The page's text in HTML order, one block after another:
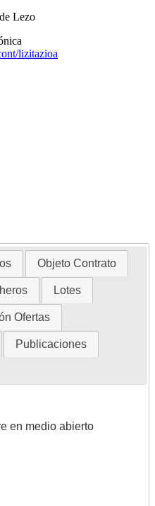
Lezo
lizitazioa
Objeto Contrato
Lotes
Ofertas
Publicaciones
en medio abierto